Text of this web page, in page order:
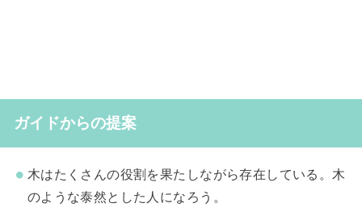
ガイドからの提案
木はたくさんの役割を果たしながら存在している。木
のような泰然とした人になろう。